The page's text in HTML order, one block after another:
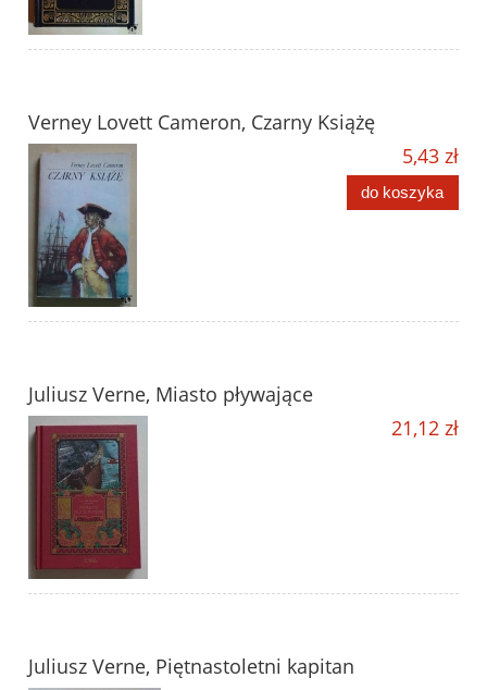
Verney Lovett Cameron, Czarny Książę
5,43 zł
do koszyka
Juliusz Verne, Miasto pływające
21,12 zł
Juliusz Verne, Piętnastoletni kapitan